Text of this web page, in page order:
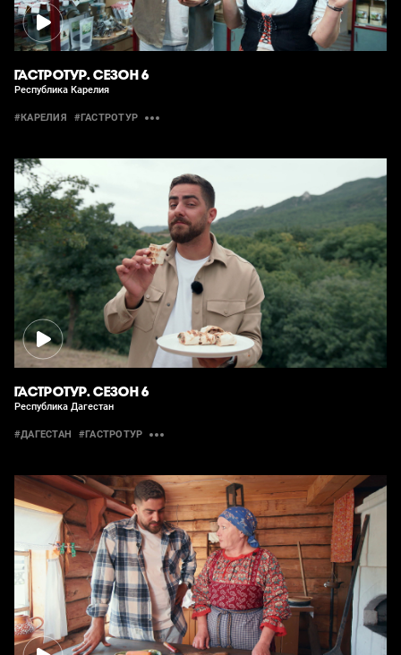
ГАСТРОТУР. СЕЗОН 6
Республика Карелия
#КАРЕЛИЯ #ГАСТРОТУР
ГАСТРОТУР. СЕЗОН 6
Республика Дагестан
#ДАГЕСТАН #ГАСТРОТУР